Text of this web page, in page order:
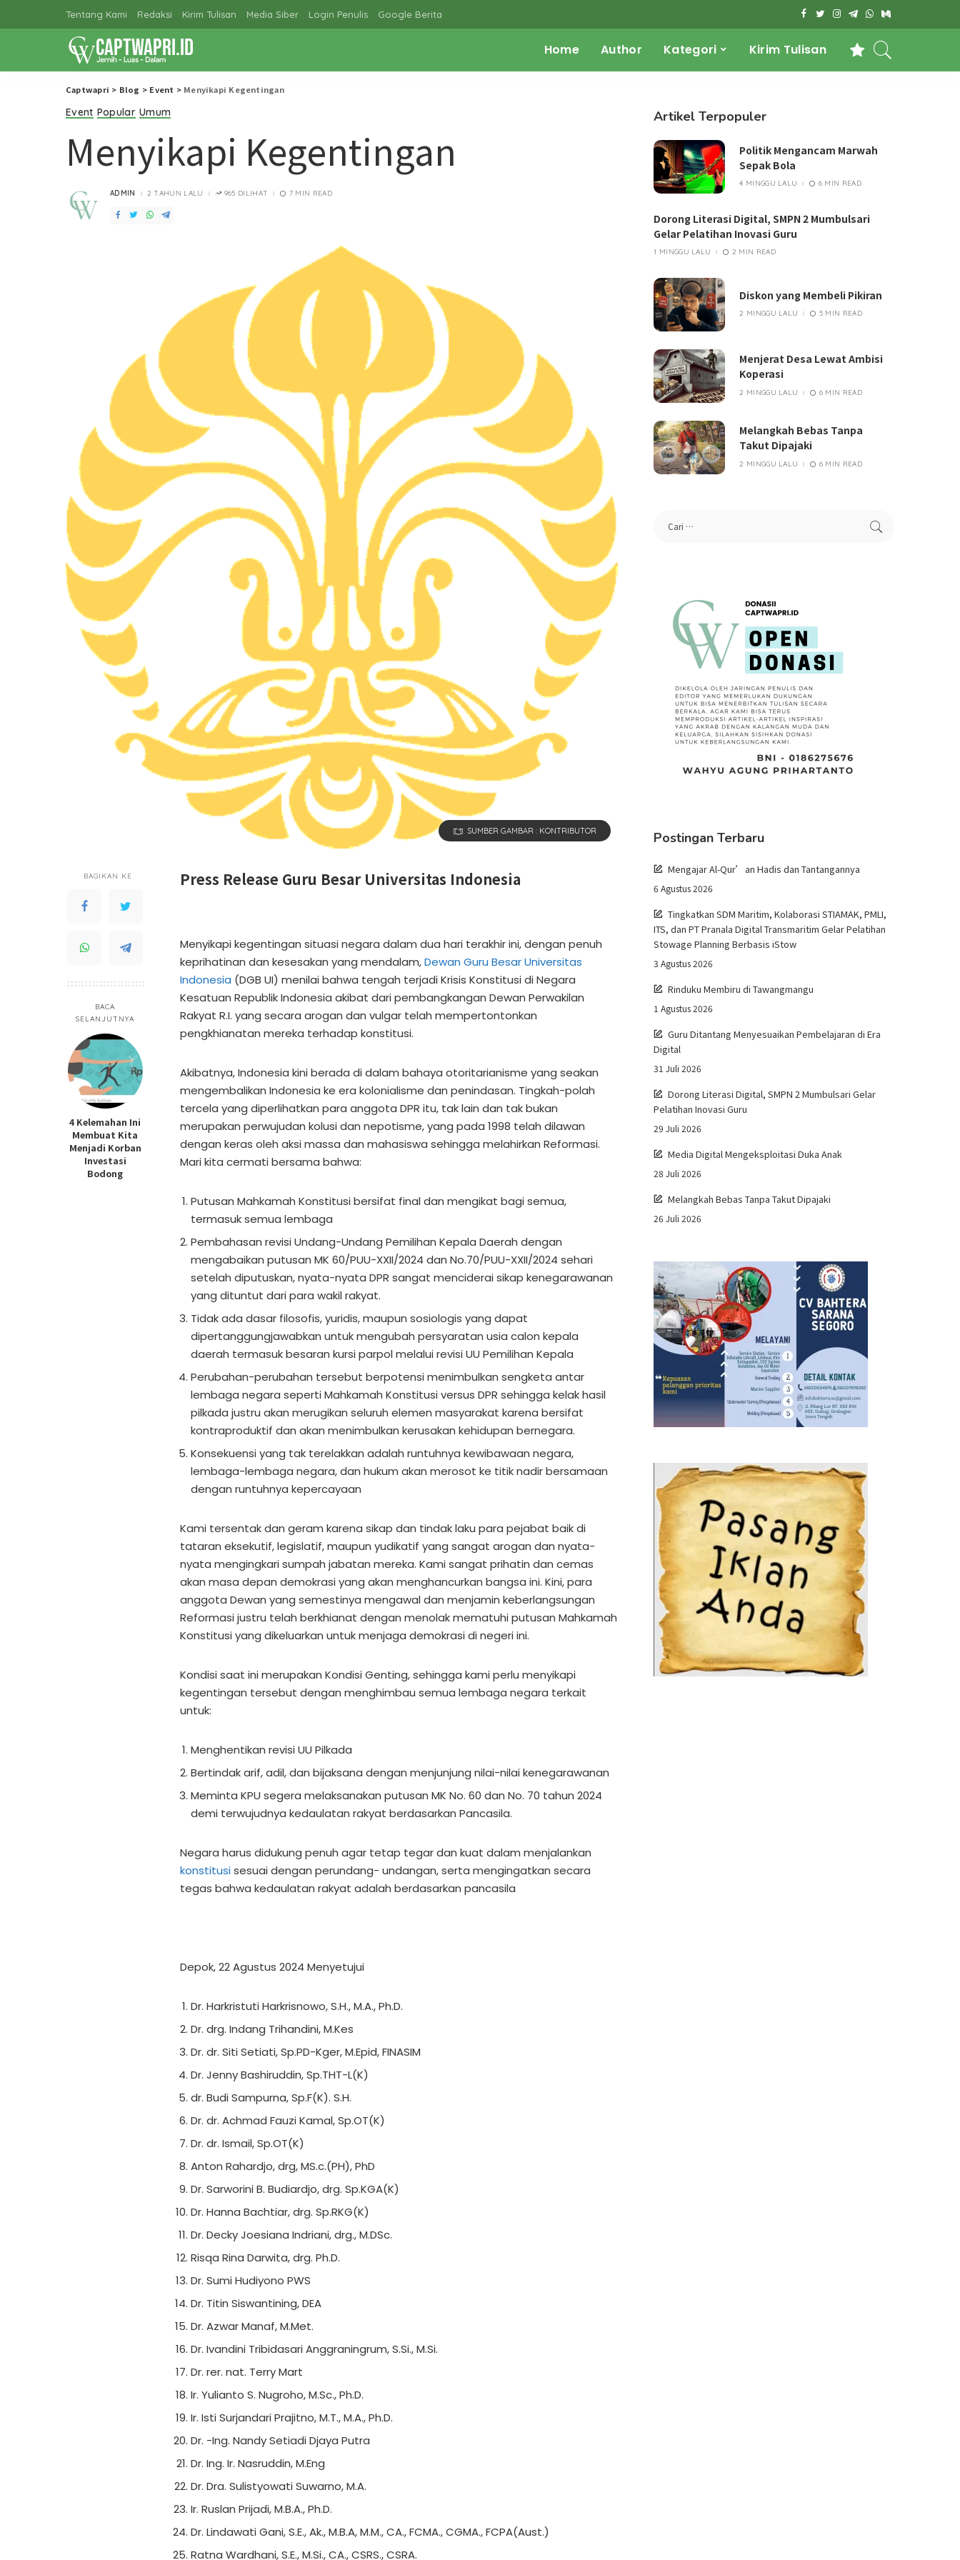
Tentang Kami Redaksi Kirim Tulisan Media Siber Login Penulis Google Berita
Home Author Kategori Kirim Tulisan
Captwapri > Blog > Event > Menyikapi Kegentingan
Event Popular Umum
Menyikapi Kegentingan
POSTED
ADMIN 2 TAHUN LALU 965 DILIHAT 7 MIN READ
SUMBER GAMBAR : KONTRIBUTOR
BAGIKAN KE
BACA
SELANJUTNYA
4 Kelemahan Ini
Membuat Kita
Menjadi Korban
Investasi
Bodong
Press Release Guru Besar Universitas Indonesia
Menyikapi kegentingan situasi negara dalam dua hari terakhir ini, dengan penuh
keprihatinan dan kesesakan yang mendalam,Dewan Guru Besar Universitas
Indonesia (DGB UI) menilai bahwa tengah terjadi Krisis Konstitusi di Negara
Kesatuan Republik Indonesia akibat dari pembangkangan Dewan Perwakilan
Rakyat R.I. yang secara arogan dan vulgar telah mempertontonkan
pengkhianatan mereka terhadap konstitusi.
Akibatnya, Indonesia kini berada di dalam bahaya otoritarianisme yang seakan
mengembalikan Indonesia ke era kolonialisme dan penindasan. Tingkah-polah
tercela yang diperlihatkan para anggota DPR itu, tak lain dan tak bukan
merupakan perwujudan kolusi dan nepotisme, yang pada 1998 telah dilawan
dengan keras oleh aksi massa dan mahasiswa sehingga melahirkan Reformasi.
Mari kita cermati bersama bahwa:
Putusan Mahkamah Konstitusi bersifat final dan mengikat bagi semua,
termasuk semua lembaga
Pembahasan revisi Undang-Undang Pemilihan Kepala Daerah dengan
mengabaikan putusan MK 60/PUU-XXII/2024 dan No.70/PUU-XXII/2024 sehari
setelah diputuskan, nyata-nyata DPR sangat menciderai sikap kenegarawanan
yang dituntut dari para wakil rakyat.
Tidak ada dasar filosofis, yuridis, maupun sosiologis yang dapat
dipertanggungjawabkan untuk mengubah persyaratan usia calon kepala
daerah termasuk besaran kursi parpol melalui revisi UU Pemilihan Kepala
Perubahan-perubahan tersebut berpotensi menimbulkan sengketa antar
lembaga negara seperti Mahkamah Konstitusi versus DPR sehingga kelak hasil
pilkada justru akan merugikan seluruh elemen masyarakat karena bersifat
kontraproduktif dan akan menimbulkan kerusakan kehidupan bernegara.
Konsekuensi yang tak terelakkan adalah runtuhnya kewibawaan negara,
lembaga-lembaga negara, dan hukum akan merosot ke titik nadir bersamaan
dengan runtuhnya kepercayaan
Kami tersentak dan geram karena sikap dan tindak laku para pejabat baik di
tataran eksekutif, legislatif, maupun yudikatif yang sangat arogan dan nyata-
nyata mengingkari sumpah jabatan mereka. Kami sangat prihatin dan cemas
akan masa depan demokrasi yang akan menghancurkan bangsa ini. Kini, para
anggota Dewan yang semestinya mengawal dan menjamin keberlangsungan
Reformasi justru telah berkhianat dengan menolak mematuhi putusan Mahkamah
Konstitusi yang dikeluarkan untuk menjaga demokrasi di negeri ini.
Kondisi saat ini merupakan Kondisi Genting, sehingga kami perlu menyikapi
kegentingan tersebut dengan menghimbau semua lembaga negara terkait
untuk:
Menghentikan revisi UU Pilkada
Bertindak arif, adil, dan bijaksana dengan menjunjung nilai-nilai kenegarawanan
Meminta KPU segera melaksanakan putusan MK No. 60 dan No. 70 tahun 2024
demi terwujudnya kedaulatan rakyat berdasarkan Pancasila.
Negara harus didukung penuh agar tetap tegar dan kuat dalam menjalankan
konstitusisesuai dengan perundang- undangan, serta mengingatkan secara
tegas bahwa kedaulatan rakyat adalah berdasarkan pancasila
Depok, 22 Agustus 2024 Menyetujui
Dr. Harkristuti Harkrisnowo, S.H., M.A., Ph.D.
Dr. drg. Indang Trihandini, M.Kes
Dr. dr. Siti Setiati, Sp.PD-Kger, M.Epid, FINASIM
Dr. Jenny Bashiruddin, Sp.THT-L(K)
dr. Budi Sampurna, Sp.F(K). S.H.
Dr. dr. Achmad Fauzi Kamal, Sp.OT(K)
Dr. dr. Ismail, Sp.OT(K)
Anton Rahardjo, drg, MS.c.(PH), PhD
Dr. Sarworini B. Budiardjo, drg. Sp.KGA(K)
Dr. Hanna Bachtiar, drg. Sp.RKG(K)
Dr. Decky Joesiana Indriani, drg., M.DSc.
Risqa Rina Darwita, drg. Ph.D.
Dr. Sumi Hudiyono PWS
Dr. Titin Siswantining, DEA
Dr. Azwar Manaf, M.Met.
Dr. Ivandini Tribidasari Anggraningrum, S.Si., M.Si.
Dr. rer. nat. Terry Mart
Ir. Yulianto S. Nugroho, M.Sc., Ph.D.
Ir. Isti Surjandari Prajitno, M.T., M.A., Ph.D.
Dr. -Ing. Nandy Setiadi Djaya Putra
Dr. Ing. Ir. Nasruddin, M.Eng
Dr. Dra. Sulistyowati Suwarno, M.A.
Ir. Ruslan Prijadi, M.B.A., Ph.D.
Dr. Lindawati Gani, S.E., Ak., M.B.A, M.M., CA., FCMA., CGMA., FCPA(Aust.)
Ratna Wardhani, S.E., M.Si., CA., CSRS., CSRA.
Artikel Terpopuler
Politik Mengancam Marwah
Sepak Bola
4 MINGGU LALU 6 MIN READ
Dorong Literasi Digital, SMPN 2 Mumbulsari
Gelar Pelatihan Inovasi Guru
1 MINGGU LALU 2 MIN READ
Diskon yang Membeli Pikiran
2 MINGGU LALU 5 MIN READ
Menjerat Desa Lewat Ambisi
Koperasi
2 MINGGU LALU 6 MIN READ
Melangkah Bebas Tanpa
Takut Dipajaki
2 MINGGU LALU 6 MIN READ
Postingan Terbaru
Mengajar Al-Qur’an Hadis dan Tantangannya
6 Agustus 2026
Tingkatkan SDM Maritim, Kolaborasi STIAMAK, PMLI,
ITS, dan PT Pranala Digital Transmaritim Gelar Pelatihan
Stowage Planning Berbasis iStow
3 Agustus 2026
Rinduku Membiru di Tawangmangu
1 Agustus 2026
Guru Ditantang Menyesuaikan Pembelajaran di Era
Digital
31 Juli 2026
Dorong Literasi Digital, SMPN 2 Mumbulsari Gelar
Pelatihan Inovasi Guru
29 Juli 2026
Media Digital Mengeksploitasi Duka Anak
28 Juli 2026
Melangkah Bebas Tanpa Takut Dipajaki
26 Juli 2026